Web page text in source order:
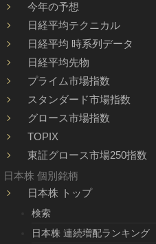
今年の予想
日経平均テクニカル
日経平均 時系列データ
日経平均先物
プライム市場指数
スタンダード市場指数
グロース市場指数
TOPIX
東証グロース市場250指数
日本株 個別銘柄
日本株 トップ
検索
日本株 連続増配ランキング